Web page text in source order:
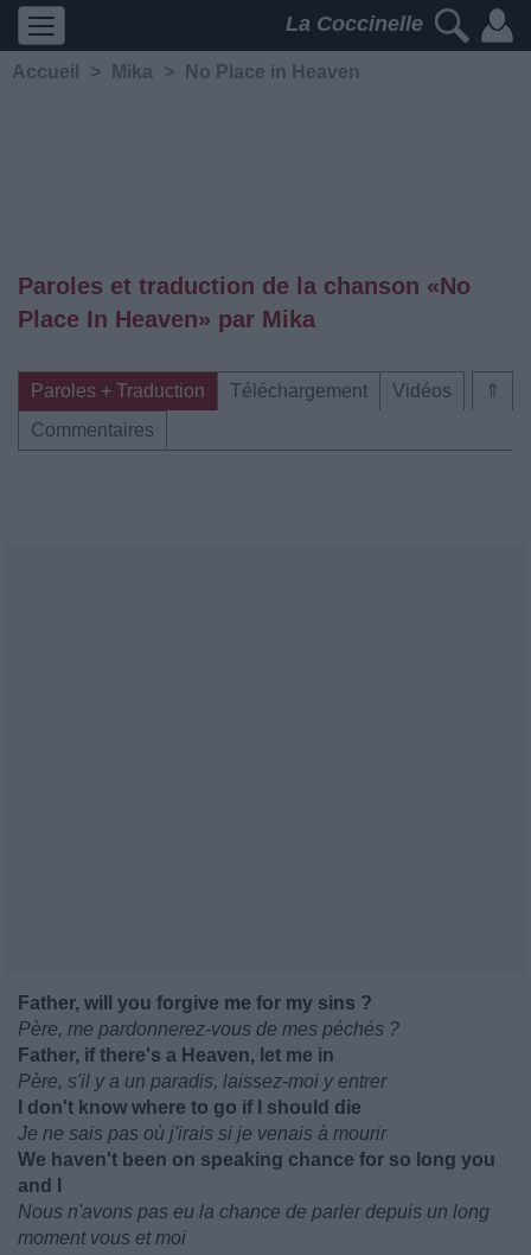
La Coccinelle
Accueil > Mika > No Place in Heaven
Paroles et traduction de la chanson «No
Place In Heaven» par Mika
⇑
Paroles + Traduction Téléchargement
Vidéos
Commentaires
Father, will you forgive me for my sins ?
Père, me pardonnerez-vous de mes péchés ?
Father, if there's a Heaven, let me in
Père, s'il y a un paradis, laissez-moi y entrer
I don't know where to go if I should die
Je ne sais pas où j'irais si je venais à mourir
We haven't been on speaking chance for so long you
and I
Nous n'avons pas eu la chance de parler depuis un long
moment vous et moi